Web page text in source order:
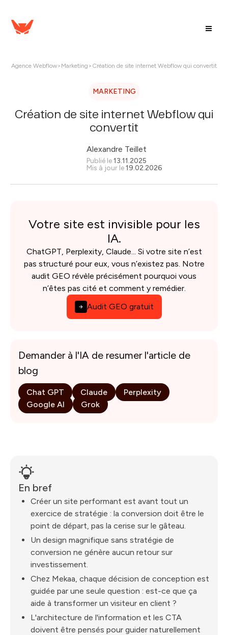
Agence Webflow> Marketing > Création de site internet Webflow qui convertit
MARKETING
Création de site internet Webflow qui
convertit
Alexandre Teillet
Publié le13.11.2025
Mis à jour le19.02.2026
Demander à l'IA de resumer l'article de
blog
Chat GPT Claude
Perplexity
Google AI
Grok
Votre site est invisible pour les
IA.
ChatGPT, Perplexity, Claude... Si votre site n’est
pas structuré pour eux, vous n’existez pas. Notre
audit GEO révèle précisément pourquoi vous
n’êtes pas cité et comment y remédier.
Audit GEO gratuit
En bref
Créer un site performant est avant tout un
exercice de stratégie : la conversion doit être le
point de départ, pas la cerise sur le gâteau.
Un design magnifique sans stratégie de
conversion ne génère aucun retour sur
investissement.
Chez Mekaa, chaque décision de conception est
guidée par une seule question : est-ce que ça
aide à transformer un visiteur en client ?
L'architecture de l'information et les CTA
doivent être pensés pour guider naturellement